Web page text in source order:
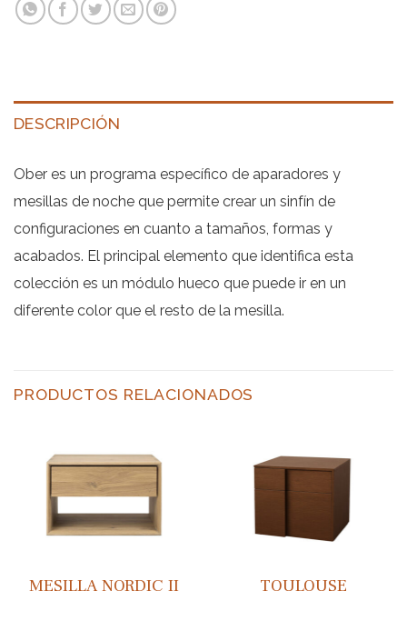
DESCRIPCIÓN
Ober es un programa específico de aparadores y
mesillas de noche que permite crear un sinfín de
configuraciones en cuanto a tamaños, formas y
acabados. El principal elemento que identifica esta
colección es un módulo hueco que puede ir en un
diferente color que el resto de la mesilla.
PRODUCTOS RELACIONADOS
MESILLA NORDIC II TOULOUSE